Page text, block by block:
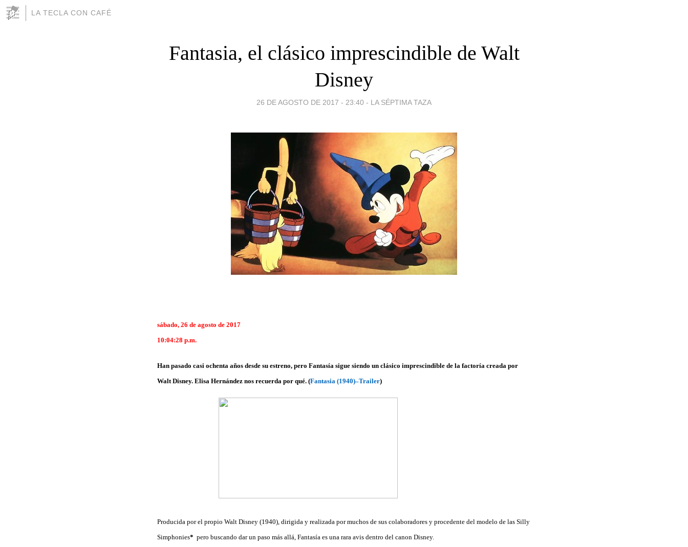
LA TECLA CON CAFÉ
Fantasia, el clásico imprescindible de Walt
Disney
26 DE AGOSTO DE 2017 - 23:40 - LA SÉPTIMA TAZA
sábado, 26 de agosto de 2017
10:04:28 p.m.
Han pasado casi ochenta años desde su estreno, pero Fantasía sigue siendo un clásico imprescindible de la factoría creada por
Walt Disney. Elisa Hernández nos recuerda por qué. (Fantasia (1940)–Trailer)
Producida por el propio Walt Disney (1940), dirigida y realizada por muchos de sus colaboradores y procedente del modelo de las Silly
Simphonies* pero buscando dar un paso más allá, Fantasía es una rara avis dentro del canon Disney.